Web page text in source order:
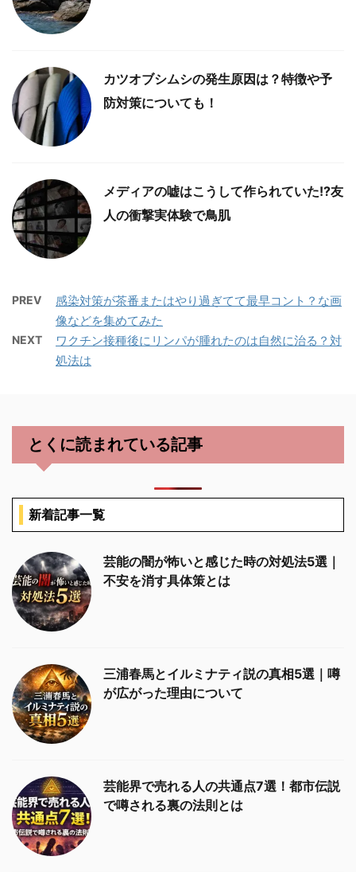
カツオブシムシの発生原因は？特徴や予
防対策についても！
メディアの嘘はこうして作られていた!?友
人の衝撃実体験で鳥肌
PREV
感染対策が茶番またはやり過ぎてて最早コント？な画
像などを集めてみた
NEXT
ワクチン接種後にリンパが腫れたのは自然に治る？対
処法は
とくに読まれている記事
新着記事一覧
芸能の闇が怖いと感じた時の対処法5選｜
不安を消す具体策とは
三浦春馬とイルミナティ説の真相5選｜噂
が広がった理由について
芸能界で売れる人の共通点7選！都市伝説
で噂される裏の法則とは